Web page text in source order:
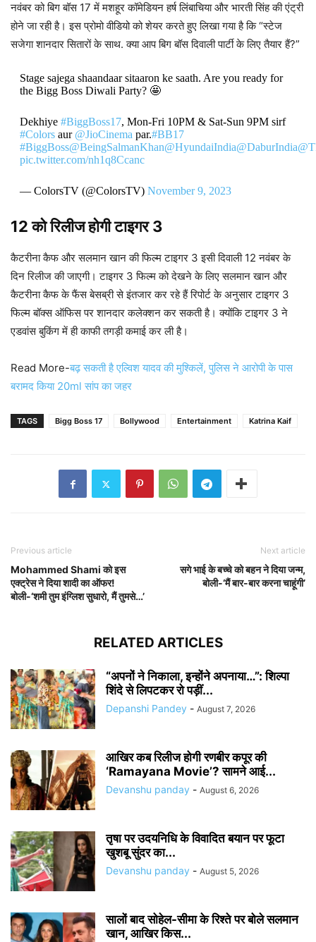
नवंबर को बिग बॉस 17 में मशहूर कॉमेडियन हर्ष लिंबाचिया और भारती सिंह की एंट्री
होने जा रही है। इस प्रोमो वीडियो को शेयर करते हुए लिखा गया है कि “स्टेज
सजेगा शानदार सितारों के साथ. क्या आप बिग बॉस दिवाली पार्टी के लिए तैयार हैं?”
Stage sajega shaandaar sitaaron ke saath. Are you ready for
the Bigg Boss Diwali Party? 🤩
Dekhiye #BiggBoss17, Mon-Fri 10PM & Sat-Sun 9PM sirf
#Colorsaur @JioCinema par.#BB17
#BiggBoss@BeingSalmanKhan@HyundaiIndia@DaburIndia
pic.twitter.com/nh1q8Ccanc
— ColorsTV (@ColorsTV) November 9, 2023
12 को रिलीज होगी टाइगर 3
कैटरीना कैफ और सलमान खान की फिल्म टाइगर 3 इसी दिवाली 12 नवंबर के
दिन रिलीज की जाएगी। टाइगर 3 फिल्म को देखने के लिए सलमान खान और
कैटरीना कैफ के फैंस बेसब्री से इंतजार कर रहे हैं रिपोर्ट के अनुसार टाइगर 3
फिल्म बॉक्स ऑफिस पर शानदार कलेक्शन कर सकती है। क्योंकि टाइगर 3 ने
एडवांस बुकिंग में ही काफी तगड़ी कमाई कर ली है।
Read More-बढ़ सकती है एल्विश यादव की मुश्किलें, पुलिस ने आरोपी के पास
बरामद किया 20ml सांप का जहर
TAGS Bigg Boss 17 Bollywood Entertainment Katrina Kaif
Previous article
Mohammed Shami को इस
एक्ट्रेस ने दिया शादी का ऑफर!
बोली-‘शमी तुम इंग्लिश सुधारो, मैं तुमसे…’
Next article
सगे भाई के बच्चे को बहन ने दिया जन्म,
बोली-‘मैं बार-बार करना चाहूंगी’
RELATED ARTICLES
“अपनों ने निकाला, इन्होंने अपनाया…”: शिल्पा
शिंदे से लिपटकर रो पड़ीं...
Depanshi Pandey - August 7, 2026
आखिर कब रिलीज होगी रणबीर कपूर की
‘Ramayana Movie’? सामने आई...
Devanshu panday - August 6, 2026
तृषा पर उदयनिधि के विवादित बयान पर फूटा
खुशबू सुंदर का...
Devanshu panday - August 5, 2026
सालों बाद सोहेल-सीमा के रिश्ते पर बोले सलमान
खान, आखिर किस...